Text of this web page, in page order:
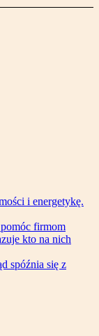
i energetykę.
firmom
kto na nich
spóźnia się z